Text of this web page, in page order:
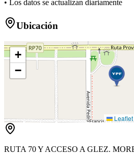
• Los datos se actualizan diariamente
Ubicación
+
−
Leaflet
RUTA 70 Y ACCESO A GLEZ.